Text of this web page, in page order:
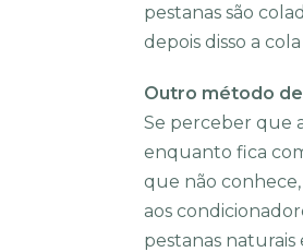
pestanas são
depois disso a
Outro método
Se perceber que
enquanto fica
que não
aos
pestanas